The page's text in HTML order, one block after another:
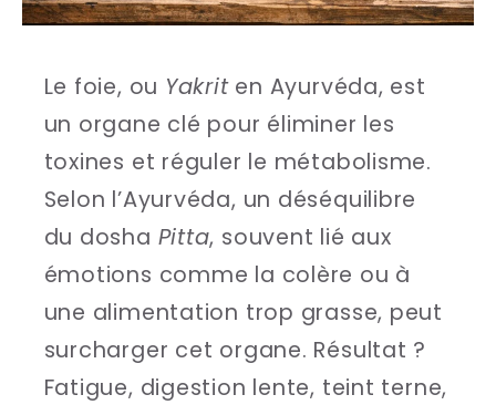
Le foie, ou Yakriten Ayurvéda, est
un organe clé pour éliminer les
toxines et réguler le métabolisme.
Selon l’Ayurvéda, un déséquilibre
du dosha Pitta, souvent lié aux
émotions comme la colère ou à
une alimentation trop grasse, peut
surcharger cet organe. Résultat ?
Fatigue, digestion lente, teint terne,